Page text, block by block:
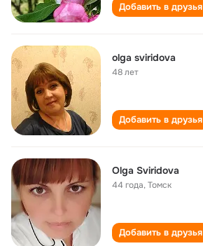
Добавить в друзья
olga sviridova
48 лет
Добавить в друзья
Olga Sviridova
44 года,Томск
Добавить в друзья